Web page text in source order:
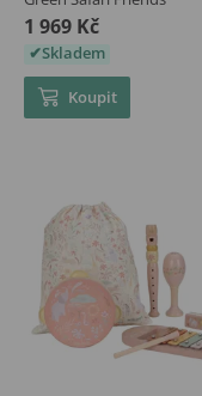
1 969 Kč
Skladem
Koupit